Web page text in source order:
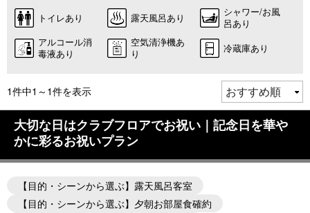
トイレあり 露天風呂あり
シャワー/お風
呂あり
アルコール消
毒液あり
空気清浄機あ
り
冷蔵庫あり
1件中1～1件を表示
大切な日はクラブフロアでお祝い｜記念日を華や
かに彩るお祝いプラン
【目的・シーンから選ぶ】露天風呂客室
【目的・シーンから選ぶ】夕朝お部屋食確約